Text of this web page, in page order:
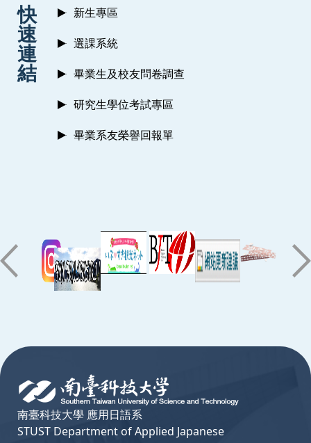
快
速
連
結
新生專區
選課系統
畢業生及校友問卷調查
研究生學位考試專區
畢業系友榮譽回報單
南臺科技大學 應用日語系
STUST Department of Applied Japanese